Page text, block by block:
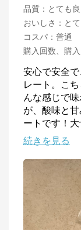
品質 ： とても
おいしさ ： と
コスパ ： 普通
購入回数、購
安心で安全
レート。こ
んな感じで
が、酸味と
ートです！
続きを見る